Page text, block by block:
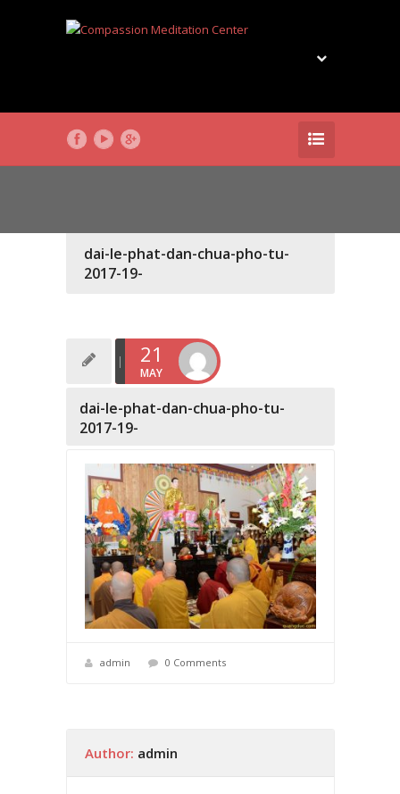
dai-le-phat-dan-chua-pho-tu-
2017-19-
21
MAY
dai-le-phat-dan-chua-pho-tu-
2017-19-
admin 0 Comments
Author: admin